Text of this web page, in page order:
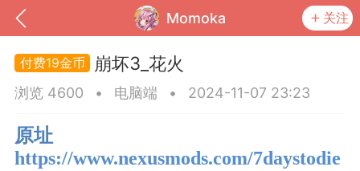
Momoka 关注
19金币 崩坏3_花火
浏览 4600 • 电脑端 • 2024-11-07 23:23
原址
https://www.nexusmods.com/7daystodie